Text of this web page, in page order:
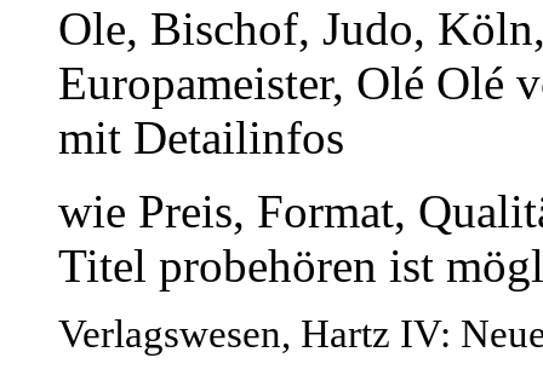
Ole, Bischof, Judo,
Europameister, Olé Olé
mit Detailinfos
wie Preis, Format,
Titel probehören ist
Verlagswesen, Hartz IV: